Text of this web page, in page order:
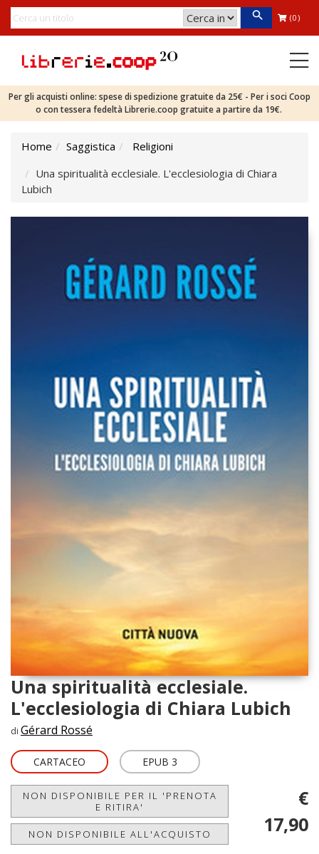
(0)
Per gli acquisti online: spese di spedizione gratuite da 25€ - Per i soci Coop
o con tessera fedeltà Librerie.coop gratuite a partire da 19€.
Home Saggistica
Religioni
Una spiritualità ecclesiale. L'ecclesiologia di Chiara
Lubich
Una spiritualità ecclesiale.
L'ecclesiologia di Chiara Lubich
di Gérard Rossé
CARTACEO EPUB 3
NON DISPONIBILE PER IL 'PRENOTA
E RITIRA'
NON DISPONIBILE ALL'ACQUISTO
€
17,90